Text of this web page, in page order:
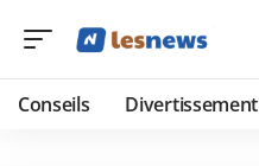
Conseils Divertissement